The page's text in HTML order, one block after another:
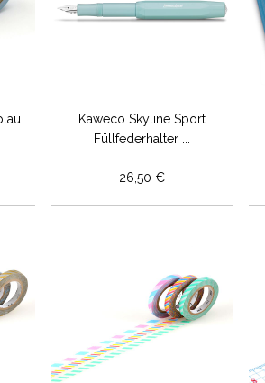
Kaweco Skyline Sport
Füllfederhalter ...
26,50 €